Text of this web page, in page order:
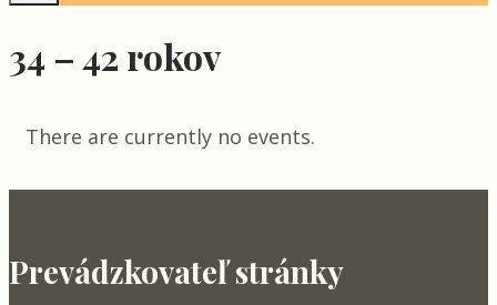
34 – 42 rokov
There are currently no events.
Prevádzkovateľ stránky